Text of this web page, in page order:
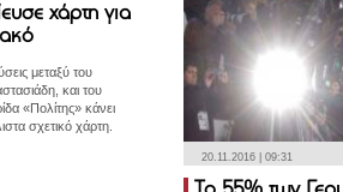
χάρτη για
μεταξύ του
και του
«Πολίτης» κάνει
σχετικό χάρτη.
20.11.2016 | 09:31